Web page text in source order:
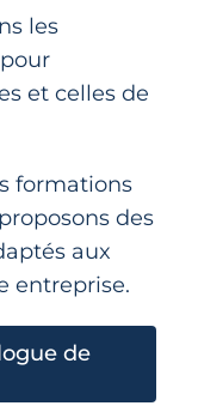
les
et celles de
formations
des
aux
entreprise.
de